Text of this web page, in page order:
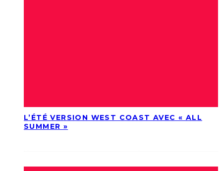
L’ÉTÉ VERSION WEST COAST AVEC « ALL
SUMMER »